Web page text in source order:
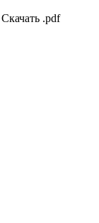
Скачать .pdf